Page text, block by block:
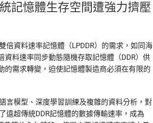
記憶體生存空間遭強力擠壓
資料速率記憶體（LPDDR）的需求，如同海
料速率同步動態隨機存取記憶體（DDR）供
需求轉變，迫使記憶體製造商必須在有限的
言模型、深度學習訓練及複雜的資料分析，對
遠超傳統DDR記憶體的數據傳輸速率，成為